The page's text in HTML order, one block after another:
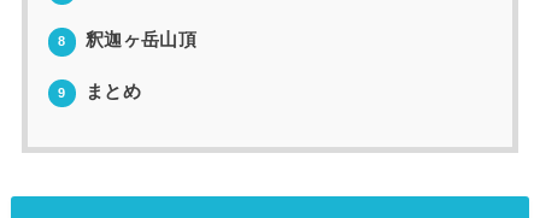
8 釈迦ヶ岳山頂
9 まとめ